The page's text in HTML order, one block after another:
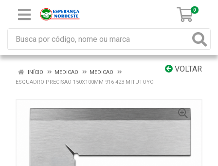
0
VOLTAR
INÍCIO MEDICAO
MEDICAO
ESQUADRO PRECISAO 150X100MM 916-423 MITUTOYO